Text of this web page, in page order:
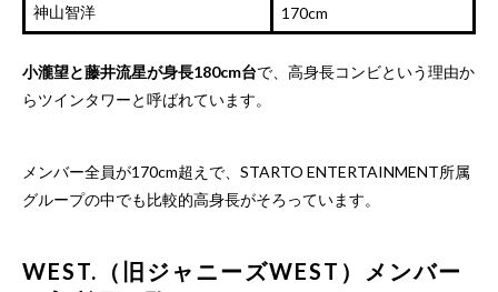
神山智洋 170cm
小瀧望と藤井流星が身長180cm台で、高身長コンビという理由か
らツインタワーと呼ばれています。
メンバー全員が170cm超えで、STARTO ENTERTAINMENT所属
グループの中でも比較的高身長がそろっています。
WEST.（旧ジャニーズWEST）メンバー